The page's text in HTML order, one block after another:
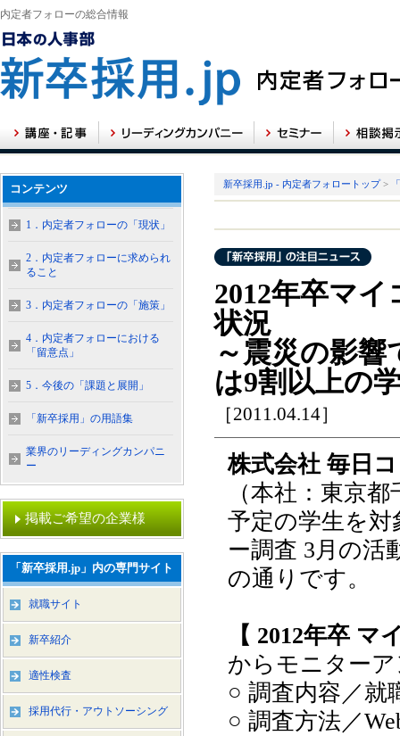
内定者フォローの総合情報
新卒採用.jp - 内定者フォロートップ>
2012年卒マ
状況
～震災の影
は9割以上の
［2011.04.14］
株式会社 毎日
（本社：東京
予定の学生を対
ー調査 3月の活
の通りです。
【 2012年卒
からモニター
○ 調査内容／就
○ 調査方法／
コンテンツ
1．内定者フォローの「現状」
2．内定者フォローに求められ
ること
3．内定者フォローの「施策」
4．内定者フォローにおける
「留意点」
5．今後の「課題と展開」
「新卒採用」の用語集
業界のリーディングカンパニ
ー
掲載ご希望の企業様
「新卒採用.jp」内の専門サイト
就職サイト
新卒紹介
適性検査
採用代行・アウトソーシング